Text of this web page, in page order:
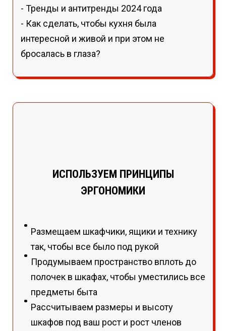
- Тренды и антитренды 2024 года
- Как сделать, чтобы кухня была
интересной и живой и при этом не
бросалась в глаза?
ИСПОЛЬЗУЕМ ПРИНЦИПЫ
ЭРГОНОМИКИ
Размещаем шкафчики, ящики и технику
так, чтобы все было под рукой
Продумываем пространство вплоть до
полочек в шкафах, чтобы уместились все
предметы быта
Рассчитываем размеры и высоту
шкафов под ваш рост и рост членов